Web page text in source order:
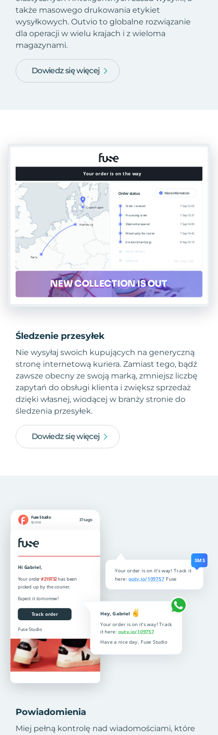
także masowego drukowania etykiet
wysyłkowych. Outvio to globalne rozwiązanie
dla operacji w wielu krajach i z wieloma
magazynami.
Dowiedz się więcej
Śledzenie przesyłek
Nie wysyłaj swoich kupujących na generyczną
stronę internetową kuriera. Zamiast tego, bądź
zawsze obecny ze swoją marką, zmniejsz liczbę
zapytań do obsługi klienta i zwiększ sprzedaż
dzięki własnej, wiodącej w branży stronie do
śledzenia przesyłek.
Dowiedz się więcej
Powiadomienia
Miej pełną kontrolę nad wiadomościami, które